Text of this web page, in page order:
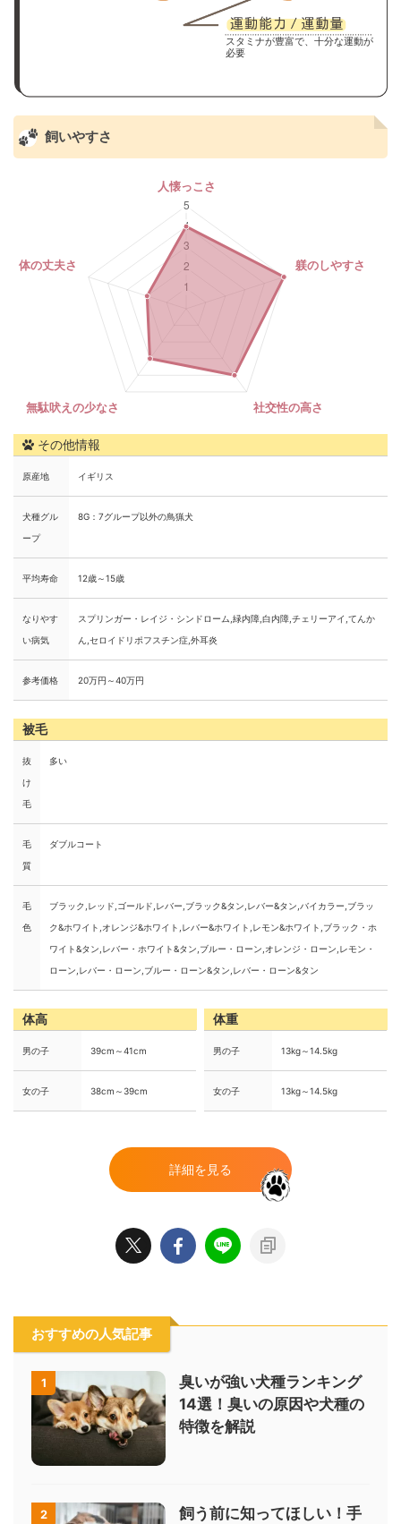
スタミナが豊富で、十分な運動が
必要
飼いやすさ
その他情報
原産地 イギリス
犬種グル
ープ
8G：7グループ以外の鳥猟犬
平均寿命 12歳～15歳
なりやす
い病気
スプリンガー・レイジ・シンドローム,緑内障,白内障,チェリーアイ,てんか
ん,セロイドリポフスチン症,外耳炎
参考価格 20万円～40万円
被毛
抜
け
毛
多い
毛
質
ダブルコート
毛
色
ブラック,レッド,ゴールド,レバー,ブラック&タン,レバー&タン,バイカラー,ブラッ
ク&ホワイト,オレンジ&ホワイト,レバー&ホワイト,レモン&ホワイト,ブラック・ホ
ワイト&タン,レバー・ホワイト&タン,ブルー・ローン,オレンジ・ローン,レモン・
ローン,レバー・ローン,ブルー・ローン&タン,レバー・ローン&タン
体高
男の子 39cm～41cm
女の子 38cm～39cm
体重
男の子 13kg～14.5kg
女の子 13kg～14.5kg
詳細を見る
おすすめの人気記事
1
臭いが強い犬種ランキング
14選！臭いの原因や犬種の
特徴を解説
2 飼う前に知ってほしい！手